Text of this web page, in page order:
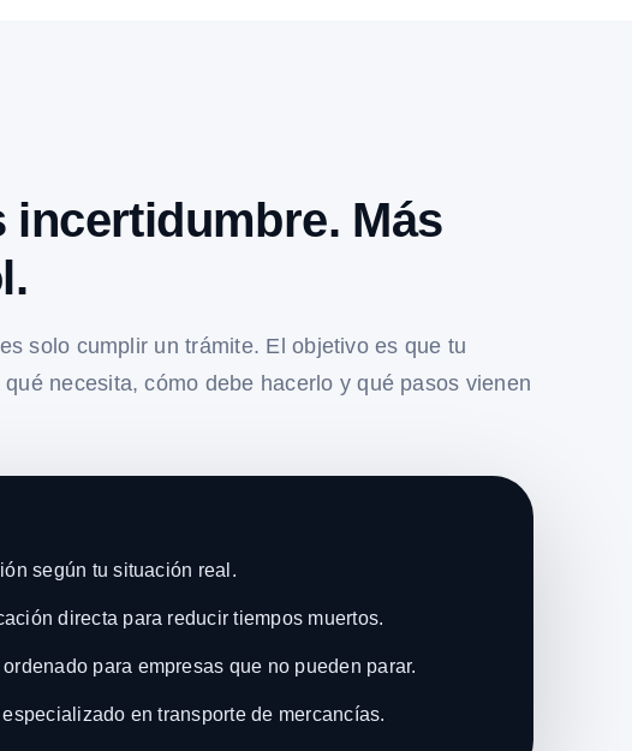
incertidumbre. Más
solo cumplir un trámite. El objetivo es que tu
necesita, cómo debe hacerlo y qué pasos vienen
según tu situación real.
directa para reducir tiempos muertos.
ordenado para empresas que no pueden parar.
en transporte de mercancías.